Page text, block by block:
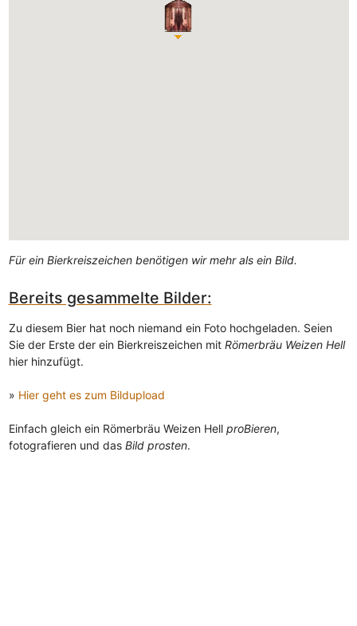
Für ein Bierkreiszeichen benötigen wir mehr als ein Bild.
Bereits gesammelte Bilder:
Zu diesem Bier hat noch niemand ein Foto hochgeladen. Seien
Sie der Erste der ein Bierkreiszeichen mit Römerbräu Weizen Hell
hier hinzufügt.
» Hier geht es zum Bildupload
Einfach gleich ein Römerbräu Weizen Hell proBieren,
fotografieren und das Bild prosten.